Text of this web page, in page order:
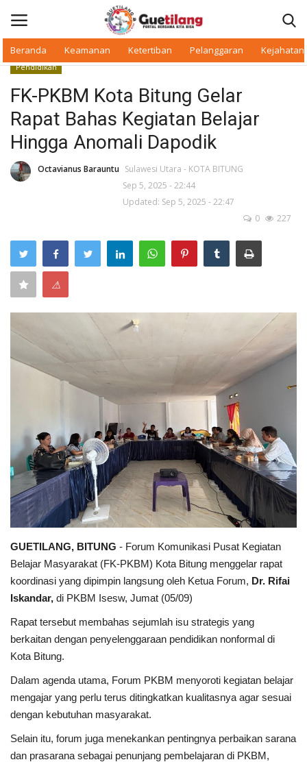
Beranda Keamanan Ketertiban Pelanggaran Kejahatan
Beranda
Daerah
Pelanggaran
Ketertiban
Keamanan
Kejahatan
UMKM & Ekonomi Kreatif
Pekerja Migran Indonesia
Ekonomi
Pendidikan
Informasi Journalism
Kesehatan
Layanan Publik
Perempuan/Anak
Pendidikan
FK-PKBM Kota Bitung Gelar
Rapat Bahas Kegiatan Belajar
Hingga Anomali Dapodik
Octavianus Barauntu Sulawesi Utara - KOTA BITUNG
Sep 5, 2025 - 22:44
Updated: Sep 5, 2025 - 22:47
0
227
⚠
GUETILANG, BITUNG - Forum Komunikasi Pusat Kegiatan
Belajar Masyarakat (FK-PKBM) Kota Bitung menggelar rapat
koordinasi yang dipimpin langsung oleh Ketua Forum, Dr. Rifai
Iskandar, di PKBM Isesw, Jumat (05/09)
Rapat tersebut membahas sejumlah isu strategis yang
berkaitan dengan penyelenggaraan pendidikan nonformal di
Kota Bitung.
Dalam agenda utama, Forum PKBM menyoroti kegiatan belajar
mengajar yang perlu terus ditingkatkan kualitasnya agar sesuai
dengan kebutuhan masyarakat.
Selain itu, forum juga menekankan pentingnya perbaikan sarana
dan prasarana sebagai penunjang pembelajaran di PKBM,